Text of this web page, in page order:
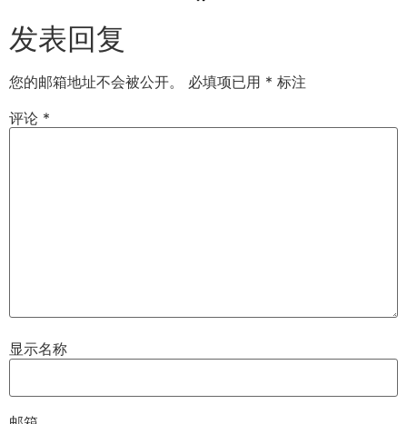
发表回复
您的邮箱地址不会被公开。 必填项已用 * 标注
评论 *
显示名称